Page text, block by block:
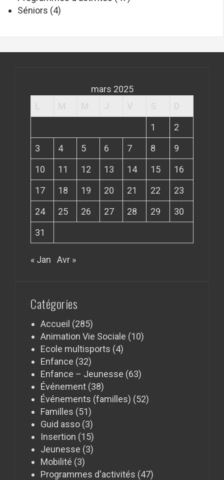
Séniors (4)
mars 2025
1
2
3
4 5 6 7 8
9
10
11 12 13 14 15
16
17
18 19 20 21 22
23
24
25 26 27 28 29
30
31
« Jan Avr »
Catégories
Accueil (285)
Animation Vie Sociale (10)
Ecole multisports (4)
Enfance (32)
Enfance – Jeunesse (63)
Événement (38)
Événements (familles) (52)
Familles (51)
Guid asso (3)
Insertion (15)
Jeunesse (3)
Mobilité (3)
Programmes d'activités (47)